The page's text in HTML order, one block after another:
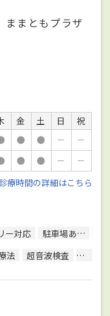
まともプラザ
金 土 日
祝
● ● －
－
● ● －
－
診療時間の詳細はこちら
ー対応 駐車場あり
法 超音波検査 尿検査